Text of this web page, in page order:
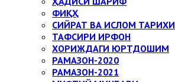
ФИҚҲ
СИЙРАТ ВА ИСЛОМ ТАРИХИ
ТАФСИРИ ИРФОН
ХОРИЖДАГИ ЮРТДОШИМ
РАМАЗОН-2020
РАМАЗОН-2021